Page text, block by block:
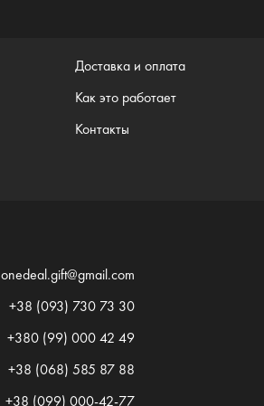
Доставка и оплата
Как это работает
Контакты
onedeal.gift@gmail.com
+38 (093) 730 73 30
+380 (99) 000 42 49
+38 (068) 585 87 88
+38 (099) 000-42-77